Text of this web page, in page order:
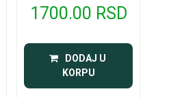
1700.00 RSD
DODAJ U
KORPU